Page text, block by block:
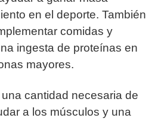
en el deporte. También
comidas y
ingesta de proteínas en
mayores.
cantidad necesaria de
a los músculos y una